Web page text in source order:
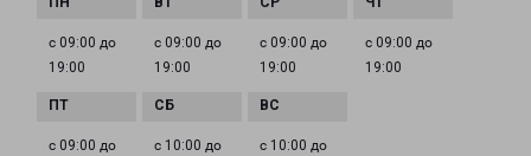
с 09:00 до
19:00
с 09:00 до
19:00
с 09:00 до
19:00
с 09:00 до
19:00
с 09:00 до
с 10:00 до
с 10:00 до